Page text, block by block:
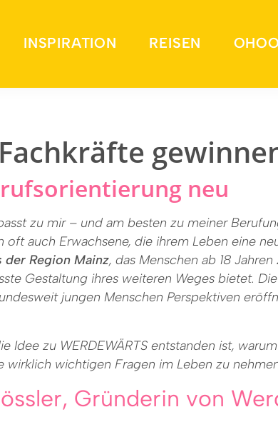
INSPIRATION REISEN OHOO
neu
zu mir – und am besten zu meiner
oft auch Erwachsene, die ihrem Leben eine
Region Mainz, das Menschen ab 18
Gestaltung ihres weiteren Weges bietet.
jungen Menschen Perspektiven
Idee zu WERDEWÄRTS entstanden ist,
wichtigen Fragen im Leben zu
Gründerin von